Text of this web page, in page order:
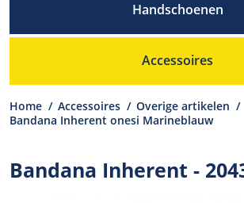
Handschoenen
Accessoires
Home / Accessoires / Overige artikelen /
Bandana Inherent onesi Marineblauw
Bandana Inherent -